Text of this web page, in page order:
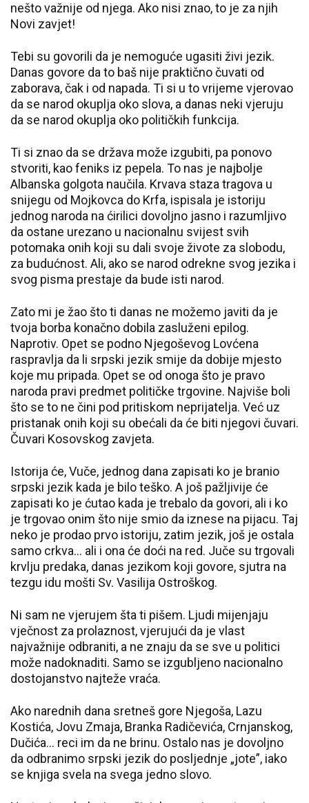
nešto važnije od njega. Ako nisi znao, to je za njih
Novi zavjet!
Tebi su govorili da je nemoguće ugasiti živi jezik.
Danas govore da to baš nije praktično čuvati od
zaborava, čak i od napada. Ti si u to vrijeme vjerovao
da se narod okuplja oko slova, a danas neki vjeruju
da se narod okuplja oko političkih funkcija.
Ti si znao da se država može izgubiti, pa ponovo
stvoriti, kao feniks iz pepela. To nas je najbolje
Albanska golgota naučila. Krvava staza tragova u
snijegu od Mojkovca do Krfa, ispisala je istoriju
jednog naroda na ćirilici dovoljno jasno i razumljivo
da ostane urezano u nacionalnu svijest svih
potomaka onih koji su dali svoje živote za slobodu,
za budućnost. Ali, ako se narod odrekne svog jezika i
svog pisma prestaje da bude isti narod.
Zato mi je žao što ti danas ne možemo javiti da je
tvoja borba konačno dobila zasluženi epilog.
Naprotiv. Opet se podno Njegoševog Lovćena
raspravlja da li srpski jezik smije da dobije mjesto
koje mu pripada. Opet se od onoga što je pravo
naroda pravi predmet političke trgovine. Najviše boli
što se to ne čini pod pritiskom neprijatelja. Već uz
pristanak onih koji su obećali da će biti njegovi čuvari.
Čuvari Kosovskog zavjeta.
Istorija će, Vuče, jednog dana zapisati ko je branio
srpski jezik kada je bilo teško. A još pažljivije će
zapisati ko je ćutao kada je trebalo da govori, ali i ko
je trgovao onim što nije smio da iznese na pijacu. Taj
neko je prodao prvo istoriju, zatim jezik, još je ostala
samo crkva… ali i ona će doći na red. Juče su trgovali
krvlju predaka, danas jezikom koji govore, sjutra na
tezgu idu mošti Sv. Vasilija Ostroškog.
Ni sam ne vjerujem šta ti pišem. Ljudi mijenjaju
vječnost za prolaznost, vjerujući da je vlast
najvažnije odbraniti, a ne znaju da se sve u politici
može nadoknaditi. Samo se izgubljeno nacionalno
dostojanstvo najteže vraća.
Ako narednih dana sretneš gore Njegoša, Lazu
Kostića, Jovu Zmaja, Branka Radičevića, Crnjanskog,
Dučića… reci im da ne brinu. Ostalo nas je dovoljno
da odbranimo srpski jezik do posljednje „jote”, iako
se knjiga svela na svega jedno slovo.